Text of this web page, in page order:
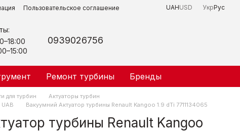
Пользовательское соглашение UAHUSD УкрРус
0939026756
Ремонт турбины Бренды
для турбин
Актуаторы турбин
Вакуумний Актуатор турбины Renault Kangoo 1.9 dTi 7711134065
турбины Renault Kangoo